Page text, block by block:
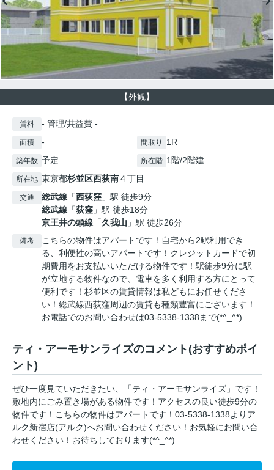
【外観】
賃料 - 管理/共益費 -
面積 - 間取り 1R
築年数 予定 所在階 1階/2階建
所在地 東京都杉並区西荻南４丁目
交通 総武線 「西荻窪 」駅 徒歩9分
総武線 「荻窪 」駅 徒歩18分
京王井の頭線 「久我山 」駅 徒歩26分
備考
こちらの物件はアパートです！自宅から2駅利用でき
る、利便性の高いアパートです！クレジットカードで初
期費用をお支払いいただける物件です！駅徒歩9分に駅
が立地する物件なので、電車を多く利用する方にとって
便利です！杉並区の賃貸情報は私どもにお任せくださ
い！総武線西荻窪周辺の賃貸も種類豊富にございます！
お電話でのお問い合わせは03-5338-1338まで(*^_^*)
ティ・アーモサンライズのコメント(おすすめポイ
ント)
ぜひ一度見ていただきたい、「ティ・アーモサンライズ」です！
敷地内にごみ置き場がある物件です！アクセスの良い徒歩9分の
物件です！こちらの物件はアパートです！03-5338-1338よりア
ルク新宿店(アルク)へお問い合わせください！お気軽にお問い合
わせください！お待ちしております(*^_^*)